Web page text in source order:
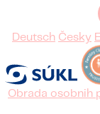
Deutsch Česky
Obrada osobnih